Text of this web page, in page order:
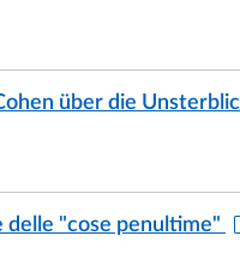
über die
delle "cose penultime"